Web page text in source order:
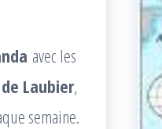
avec les
Laubier,
semaine.